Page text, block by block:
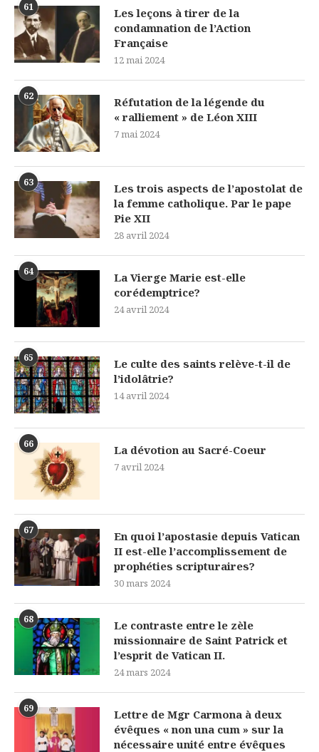
61
Les leçons à tirer de la
condamnation de l’Action
Française
12 mai 2024
62
Réfutation de la légende du
« ralliement » de Léon XIII
7 mai 2024
63
Les trois aspects de l’apostolat de
la femme catholique. Par le pape
Pie XII
28 avril 2024
64
La Vierge Marie est-elle
corédemptrice?
24 avril 2024
65
Le culte des saints relève-t-il de
l’idolâtrie?
14 avril 2024
66 La dévotion au Sacré-Coeur
7 avril 2024
67
En quoi l’apostasie depuis Vatican
II est-elle l’accomplissement de
prophéties scripturaires?
30 mars 2024
68
Le contraste entre le zèle
missionnaire de Saint Patrick et
l’esprit de Vatican II.
24 mars 2024
69
Lettre de Mgr Carmona à deux
évêques « non una cum » sur la
nécessaire unité entre évêques